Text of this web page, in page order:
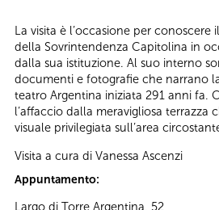
La visita è l’occasione per
della Sovrintendenza Capitolina in
dalla sua istituzione. Al suo interno
documenti e fotografie che narrano
teatro Argentina iniziata 291 anni fa.
l’affaccio dalla meravigliosa terrazza
visuale privilegiata sull’area
Visita a cura di Vanessa Ascenzi
Appuntamento:
Largo di Torre Argentina, 52